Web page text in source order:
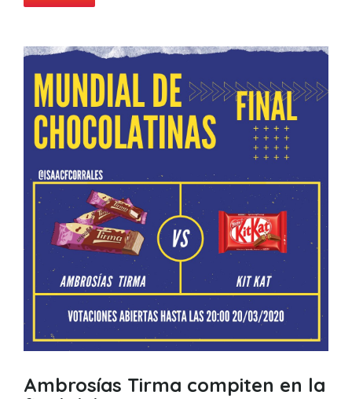
Ambrosías Tirma compiten en la